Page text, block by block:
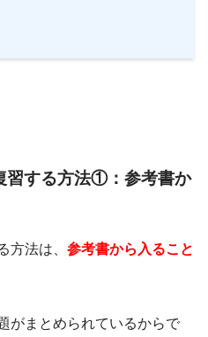
習する方法①：参考書か
方法は、 参考書から入ること
がまとめられているからで